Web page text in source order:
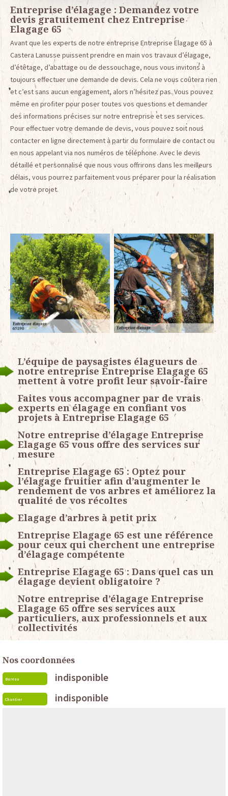
Entreprise d’élagage : Demandez votre
devis gratuitement chez Entreprise
Elagage 65
Avant que les experts de notre entreprise Entreprise Elagage 65 à
Castera Lanusse puissent prendre en main vos travaux d’élagage,
d’étêtage, d’abattage ou de dessouchage, nous vous invitons à
toujours effectuer une demande de devis. Cela ne vous coûtera rien
et c’est sans aucun engagement, alors n’hésitez pas. Vous pouvez
même en profiter pour poser toutes vos questions et demander
des informations précises sur notre entreprise et ses services.
Pour effectuer votre demande de devis, vous pouvez soit nous
contacter en ligne directement à partir du formulaire de contact ou
en nous appelant via nos numéros de téléphone. Avec le devis
détaillé et personnalisé que nous vous offrirons dans les meilleurs
délais, vous pourrez parfaitement vous préparer pour la réalisation
de votre projet.
L’équipe de paysagistes élagueurs de
notre entreprise Entreprise Elagage 65
mettent à votre profit leur savoir-faire
Faites vous accompagner par de vrais
experts en élagage en confiant vos
projets à Entreprise Elagage 65
Notre entreprise d’élagage Entreprise
Elagage 65 vous offre des services sur
mesure
Entreprise Elagage 65 : Optez pour
l’élagage fruitier afin d’augmenter le
rendement de vos arbres et améliorez la
qualité de vos récoltes
Elagage d’arbres à petit prix
Entreprise Elagage 65 est une référence
pour ceux qui cherchent une entreprise
d’élagage compétente
Entreprise Elagage 65 : Dans quel cas un
élagage devient obligatoire ?
Notre entreprise d’élagage Entreprise
Elagage 65 offre ses services aux
particuliers, aux professionnels et aux
collectivités
Nos coordonnées
Bureau indisponible
Chantier indisponible